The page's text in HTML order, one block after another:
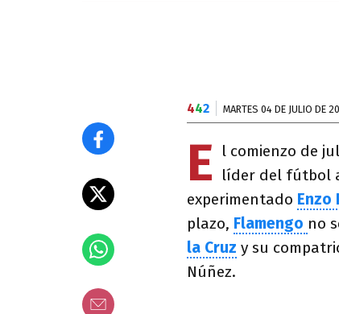
442 MARTES 04 DE JULIO DE
E
l comienzo de
líder del fútbol
experimentado Enzo
plazo, Flamengo no
la Cruz y su
Núñez.